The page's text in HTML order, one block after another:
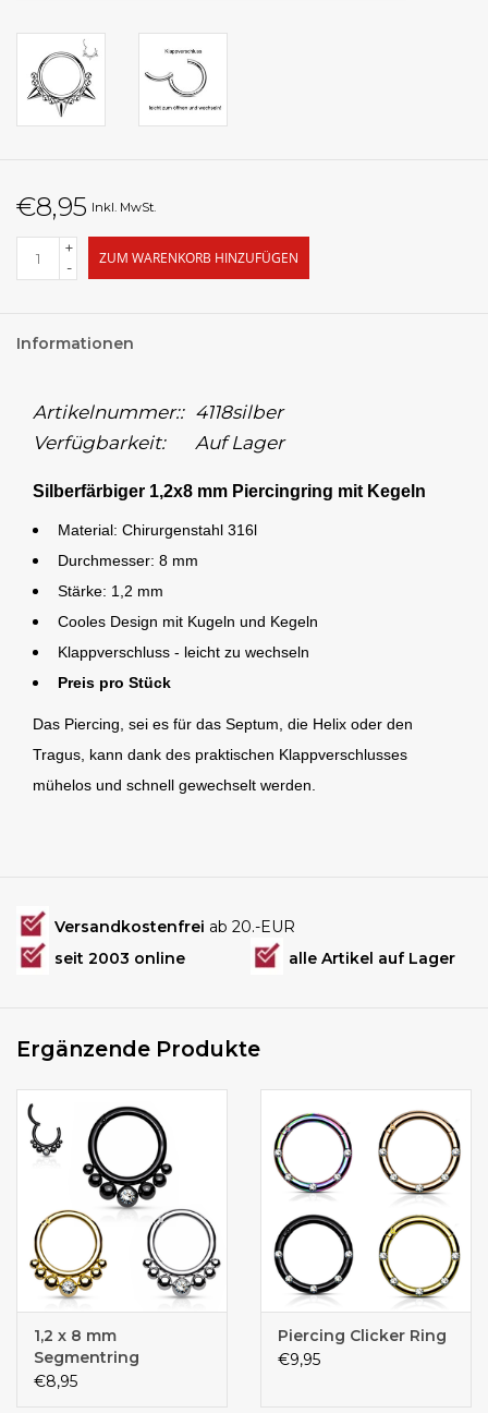
€8,95 Inkl. MwSt.
+
-
ZUM WARENKORB HINZUFÜGEN
Informationen
Artikelnummer:: 4118silber
Verfügbarkeit:
Auf Lager
Silberfärbiger 1,2x8 mm Piercingring mit Kegeln
Material: Chirurgenstahl 316l
Durchmesser: 8 mm
Stärke: 1,2 mm
Cooles Design mit Kugeln und Kegeln
Klappverschluss - leicht zu wechseln
Preis pro Stück
Das Piercing, sei es für das Septum, die Helix oder den
Tragus, kann dank des praktischen Klappverschlusses
mühelos und schnell gewechselt werden.
Versandkostenfrei ab 20.-EUR
seit 2003 online
alle Artikel auf Lager
Ergänzende Produkte
1,2 x 8 mm
Segmentring
Klappverschluss
€8,95
Piercing Clicker Ring
€9,95